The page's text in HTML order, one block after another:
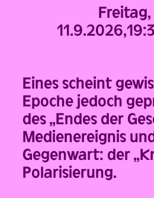
Freitag,
11.9.2026,
Eines scheint
Epoche jedoch
des „Endes der
Medienereignis
Gegenwart: der
Polarisierung.